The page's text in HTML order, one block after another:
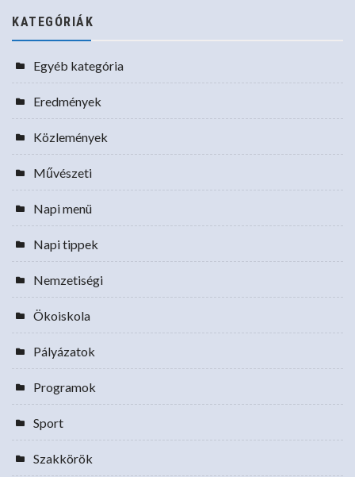
KATEGÓRIÁK
Egyéb kategória
Eredmények
Közlemények
Művészeti
Napi menü
Napi tippek
Nemzetiségi
Ökoiskola
Pályázatok
Programok
Sport
Szakkörök